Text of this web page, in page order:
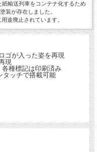
輸送列車をコンテナ化するため
装が存在しました。
途廃止されています。
ゴが入った姿を再現
現
種標記は印刷済み
ッチで搭載可能